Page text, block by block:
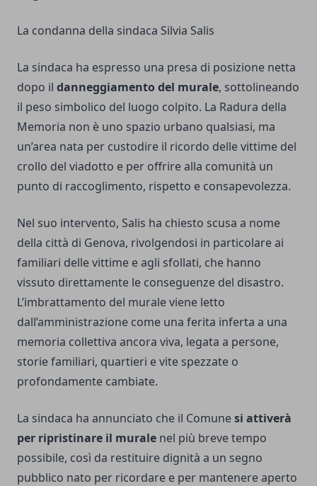
La condanna della sindaca Silvia Salis
La sindaca ha espresso una presa di posizione netta
dopo il danneggiamento del murale, sottolineando
il peso simbolico del luogo colpito. La Radura della
Memoria non è uno spazio urbano qualsiasi, ma
un’area nata per custodire il ricordo delle vittime del
crollo del viadotto e per offrire alla comunità un
punto di raccoglimento, rispetto e consapevolezza.
Nel suo intervento, Salis ha chiesto scusa a nome
della città di Genova, rivolgendosi in particolare ai
familiari delle vittime e agli sfollati, che hanno
vissuto direttamente le conseguenze del disastro.
L’imbrattamento del murale viene letto
dall’amministrazione come una ferita inferta a una
memoria collettiva ancora viva, legata a persone,
storie familiari, quartieri e vite spezzate o
profondamente cambiate.
La sindaca ha annunciato che il Comunesi attiverà
per ripristinare il murale nel più breve tempo
possibile, così da restituire dignità a un segno
pubblico nato per ricordare e per mantenere aperto